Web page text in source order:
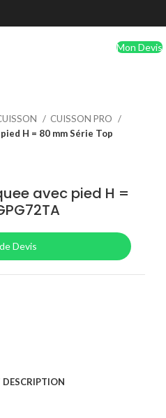
Mon Devis
CUISSON PRO
H = 80 mm Série Top
avec pied H =
Devis